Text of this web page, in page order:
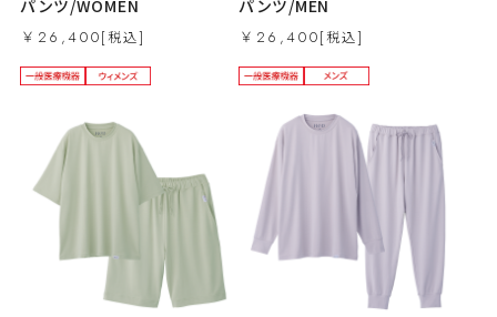
パンツ/WOMEN
￥26,400
パンツ/MEN
￥26,400